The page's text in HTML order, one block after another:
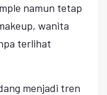
namun tetap
wanita
terlihat
menjadi tren